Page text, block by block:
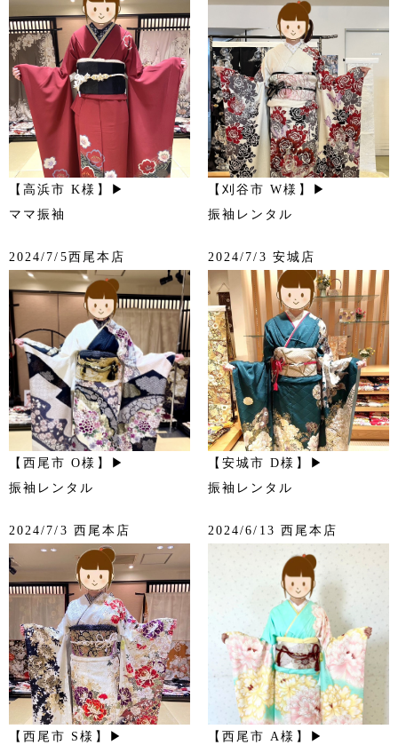
【高浜市 K様】▶
ママ振袖
【刈谷市 W様】▶
振袖レンタル
2024/7/5西尾本店
【西尾市 O様】▶
振袖レンタル
2024/7/3 安城店
【安城市 D様】▶
振袖レンタル
2024/7/3 西尾本店
【西尾市 S様】▶
2024/6/13 西尾本店
【西尾市 A様】▶